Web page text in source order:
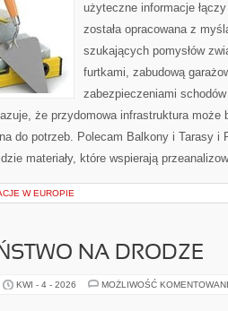
użyteczne informacje
została opracowana z
szukających pomysłów
furtkami, zabudową
zabezpieczeniami
że przydomowa infrastruktura może
do potrzeb. Polecam Balkony i Tarasy i
materiały, które wspierają
W EUROPIE
NA DRODZE
KWI - 4 - 2026 MOŻLIWOŚĆ